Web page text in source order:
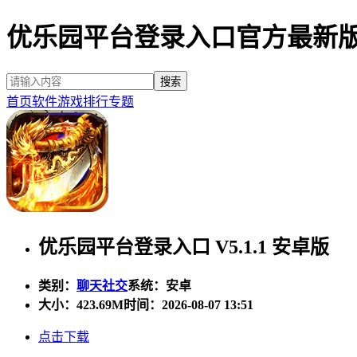
优乐园平台登录入口官方最新
首页软件游戏排行专题
优乐园平台登录入口 V5.1.1 安卓版
类别： 聊天社交系统：安卓
大小： 423.69M时间：2026-08-07 13:51
点击下载